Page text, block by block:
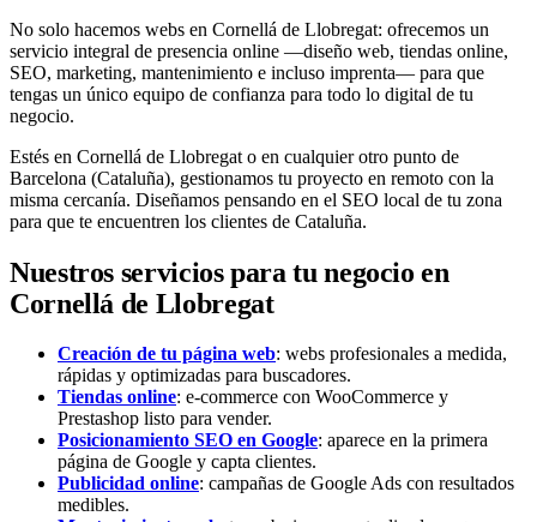
No solo hacemos webs en Cornellá de Llobregat: ofrecemos un
servicio integral de presencia online —diseño web, tiendas online,
SEO, marketing, mantenimiento e incluso imprenta— para que
tengas un único equipo de confianza para todo lo digital de tu
negocio.
Estés en Cornellá de Llobregat o en cualquier otro punto de
Barcelona (Cataluña), gestionamos tu proyecto en remoto con la
misma cercanía. Diseñamos pensando en el SEO local de tu zona
para que te encuentren los clientes de Cataluña.
Nuestros servicios para tu negocio en
Cornellá de Llobregat
Creación de tu página web: webs profesionales a medida,
rápidas y optimizadas para buscadores.
Tiendas online: e-commerce con WooCommerce y
Prestashop listo para vender.
Posicionamiento SEO en Google: aparece en la primera
página de Google y capta clientes.
Publicidad online: campañas de Google Ads con resultados
medibles.